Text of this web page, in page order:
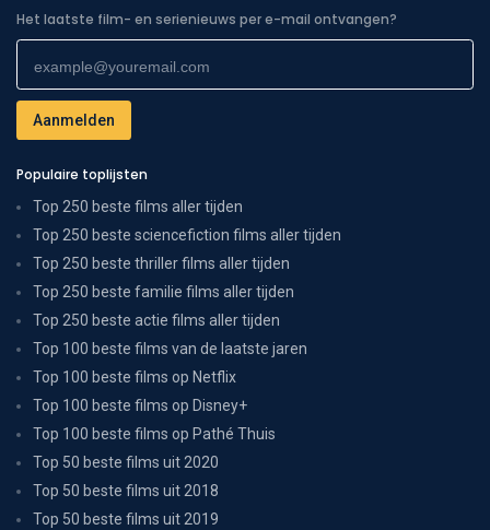
Het laatste film- en serienieuws per e-mail ontvangen?
Populaire toplijsten
Top 250 beste films aller tijden
Top 250 beste sciencefiction films aller tijden
Top 250 beste thriller films aller tijden
Top 250 beste familie films aller tijden
Top 250 beste actie films aller tijden
Top 100 beste films van de laatste jaren
Top 100 beste films op Netflix
Top 100 beste films op Disney+
Top 100 beste films op Pathé Thuis
Top 50 beste films uit 2020
Top 50 beste films uit 2018
Top 50 beste films uit 2019